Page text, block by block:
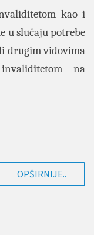
kao i
u slučaju potrebe
drugim vidovima
na
OPŠIRNIJE..